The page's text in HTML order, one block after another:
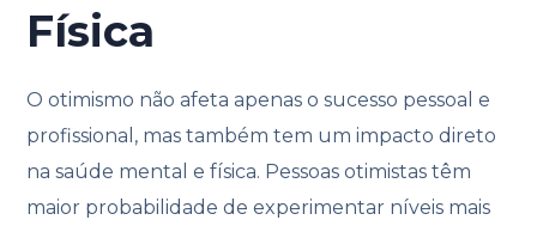
Física
O otimismo não afeta apenas o sucesso pessoal e
profissional, mas também tem um impacto direto
na saúde mental e física. Pessoas otimistas têm
maior probabilidade de experimentar níveis mais